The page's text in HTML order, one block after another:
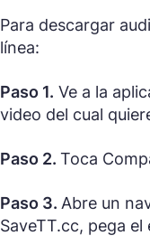
Para descargar
línea:
Paso 1. Ve a la
video del cual
Paso 2. Toca
Paso 3. Abre un
SaveTT.cc, pega el